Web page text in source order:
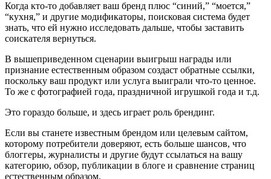
Когда кто-то добавляет ваш бренд плюс “синий,” “моется,”
“кухня,” и другие модификаторы, поисковая система будет
знать, что ей нужно исследовать дальше, чтобы заставить
соискателя вернуться.
В вышеприведенном сценарии выигрыш награды или
признание естественным образом создаст обратные ссылки,
поскольку ваш продукт или услуга выиграли что-то ценное.
То же с фотографией года, праздничной игрушкой года и т.д.
Это гораздо больше, и здесь играет роль брендинг.
Если вы станете известным брендом или целевым сайтом,
которому потребители доверяют, есть больше шансов, что
блоггеры, журналисты и другие будут ссылаться на вашу
категорию, обзор, публикации в блоге и сравнение страниц
естественным образом.